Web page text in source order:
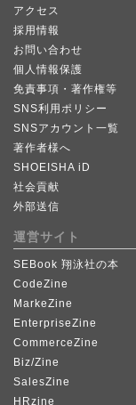
アクセス
採用情報
お問い合わせ
個人情報保護
免責事項・著作権等
SNS利用ポリシー
SNSアカウント一覧
著作者様へ
SHOEISHA iD
社会貢献
外部送信
運営サイト
SEBook 翔泳社の本
CodeZine
MarkeZine
EnterpriseZine
CommerceZine
Biz/Zine
SalesZine
HRzine